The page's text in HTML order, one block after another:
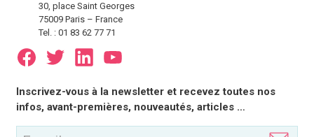
30, place Saint Georges
75009 Paris – France
Tel. : 01 83 62 77 71
E-
mail
(Nécessaire)
Inscrivez-vous à la newsletter et recevez toutes nos
infos, avant-premières, nouveautés, articles …